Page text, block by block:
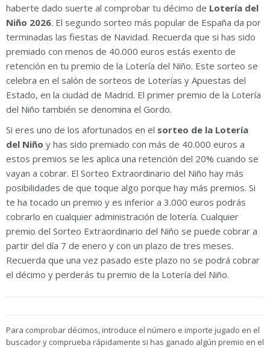
haberte dado suerte al comprobar tu décimo de Lotería del
Niño 2026. El segundo sorteo más popular de España da por
terminadas las fiestas de Navidad. Recuerda que si has sido
premiado con menos de 40.000 euros estás exento de
retención en tu premio de la Lotería del Niño. Este sorteo se
celebra en el salón de sorteos de Loterías y Apuestas del
Estado, en la ciudad de Madrid. El primer premio de la Lotería
del Niño también se denomina el Gordo.
Si eres uno de los afortunados en el sorteo de la Lotería
del Niño y has sido premiado con más de 40.000 euros a
estos premios se les aplica una retención del 20% cuando se
vayan a cobrar. El Sorteo Extraordinario del Niño hay más
posibilidades de que toque algo porque hay más premios. Si
te ha tocado un premio y es inferior a 3.000 euros podrás
cobrarlo en cualquier administración de lotería. Cualquier
premio del Sorteo Extraordinario del Niño se puede cobrar a
partir del día 7 de enero y con un plazo de tres meses.
Recuerda que una vez pasado este plazo no se podrá cobrar
el décimo y perderás tu premio de la Lotería del Niño.
Para comprobar décimos, introduce el número e importe jugado en el
buscador y comprueba rápidamente si has ganado algún premio en el